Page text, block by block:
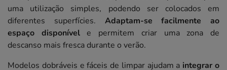
uma utilização simples, podendo ser colocados em
diferentes superfícies. Adaptam-se facilmente ao
espaço disponívele permitem criar uma zona de
descanso mais fresca durante o verão.
Modelos dobráveis e fáceis de limpar ajudam a integrar o